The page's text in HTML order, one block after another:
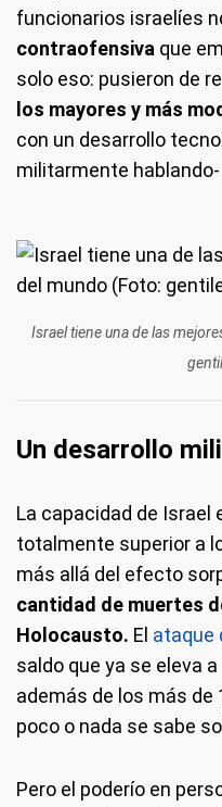
funcionarios israelíes
contraofensiva que
solo eso: pusieron de
los mayores y más
con un desarrollo
militarmente
Israel tiene una de las
Un desarrollo
La capacidad de Israel
totalmente superior a
más allá del efecto
cantidad de muertes
Holocausto. El ataque
saldo que ya se eleva
además de los más de
poco o nada se sabe
Pero el poderío en